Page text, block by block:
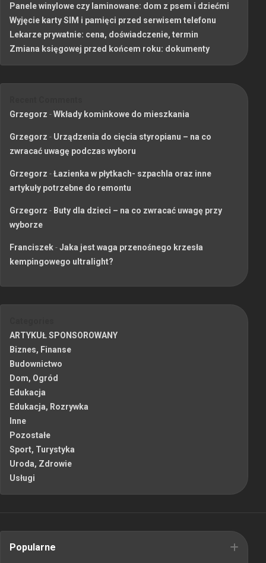
Panele winylowe czy laminowane: dom z psem i dziećmi
Wyjęcie karty SIM i pamięci przed serwisem telefonu
Lekarze prywatnie: cena, doświadczenie, termin
Zmiana księgowej przed końcem roku: dokumenty
Grzegorz -Wkłady kominkowe do mieszkania
Grzegorz - Urządzenia do cięcia styropianu – na co
zwracać uwagę podczas wyboru
Grzegorz -Łazienka w płytkach- szpachla oraz inne
artykuły potrzebne do remontu
Grzegorz - Buty dla dzieci – na co zwracać uwagę przy
wyborze
Franciszek-Jaka jest waga przenośnego krzesła
kempingowego ultralight?
ARTYKUŁ SPONSOROWANY
Biznes, Finanse
Budownictwo
Dom, Ogród
Edukacja
Edukacja, Rozrywka
Inne
Pozostałe
Sport, Turystyka
Uroda, Zdrowie
Usługi
Popularne